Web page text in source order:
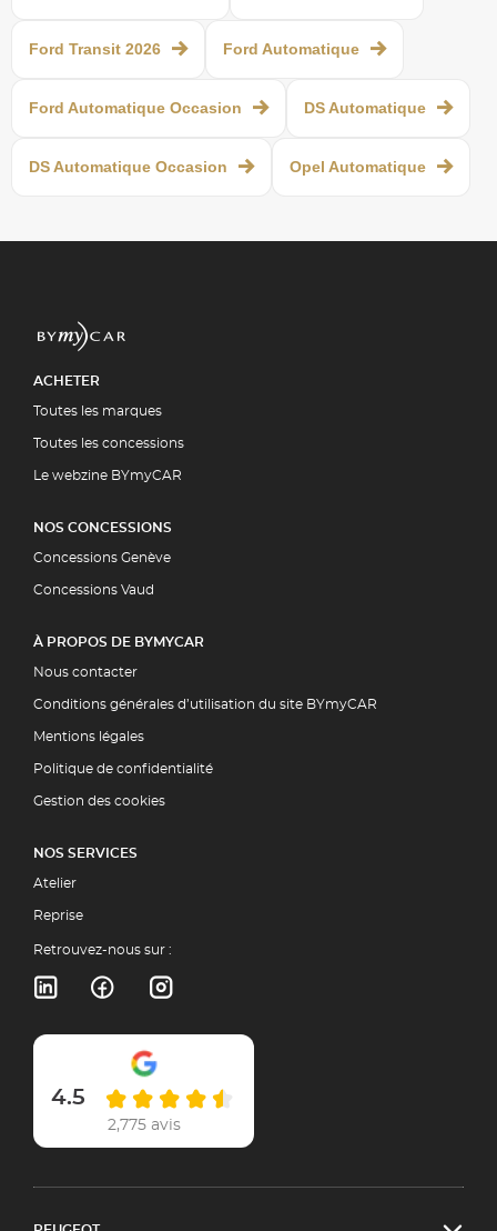
Ford Transit 2026 Ford Automatique
Ford Automatique Occasion DS Automatique
DS Automatique Occasion Opel Automatique
ACHETER
Toutes les marques
Toutes les concessions
Le webzine BYmyCAR
NOS CONCESSIONS
Concessions Genève
Concessions Vaud
À PROPOS DE BYMYCAR
Nous contacter
Conditions générales d’utilisation du site BYmyCAR
Mentions légales
Politique de confidentialité
Gestion des cookies
NOS SERVICES
Atelier
Reprise
Retrouvez-nous sur :
4.5
2,775 avis